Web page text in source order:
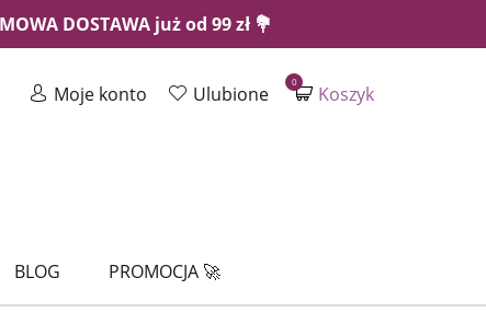
DOSTAWA już od 99 zł 💐
Moje konto Ulubione Koszyk
0
BLOG PROMOCJA 🚀